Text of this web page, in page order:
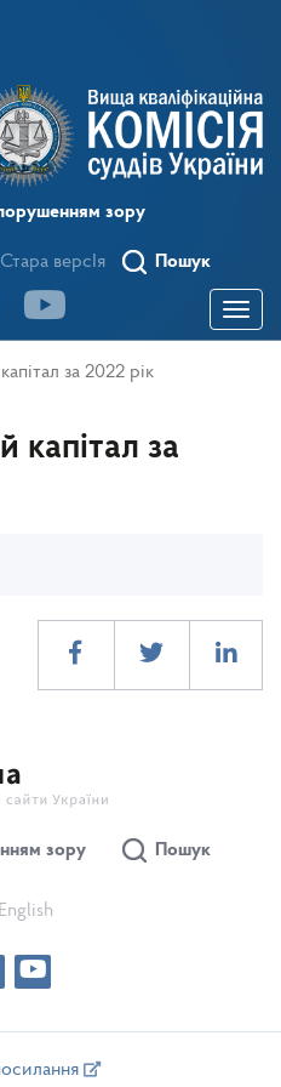
зору
Стара версІя Пошук
Toggle
за 2022 рік
капітал за
зору Пошук